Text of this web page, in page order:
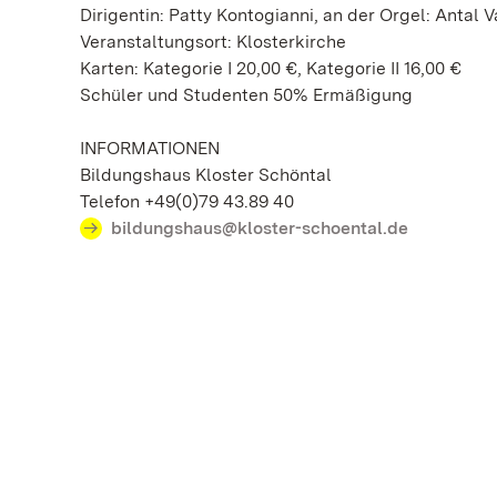
Dirigentin: Patty Kontogianni, an der Orgel: Antal
Veranstaltungsort: Klosterkirche
Karten: Kategorie I 20,00 €, Kategorie II 16,00 €
Schüler und Studenten 50% Ermäßigung
INFORMATIONEN
Bildungshaus Kloster Schöntal
Telefon +49(0)79 43.89 40
bildungshaus@kloster-schoental.de